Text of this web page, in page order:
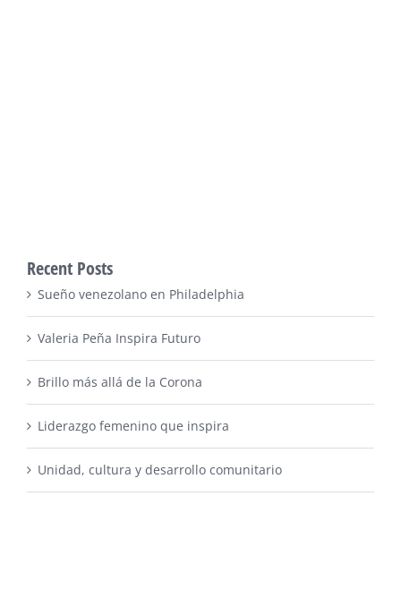
Recent Posts
Sueño venezolano en Philadelphia
Valeria Peña Inspira Futuro
Brillo más allá de la Corona
Liderazgo femenino que inspira
Unidad, cultura y desarrollo comunitario